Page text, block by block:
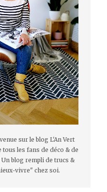
sur le blog L'An Vert
tous les fans de déco & de
blog rempli de trucs &
vivre" chez soi.